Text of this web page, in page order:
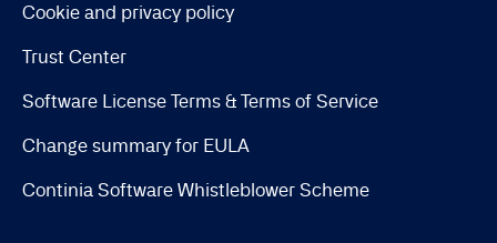
Cookie and privacy policy
Trust Center
Software License Terms & Terms of Service
Change summary for EULA
Continia Software Whistleblower Scheme